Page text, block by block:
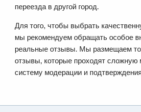
переезда в другой город.
Для того, чтобы выбрать
мы рекомендуем обращать особое
реальные отзывы. Мы размещаем
отзывы, которые проходят сложную
систему модерации и